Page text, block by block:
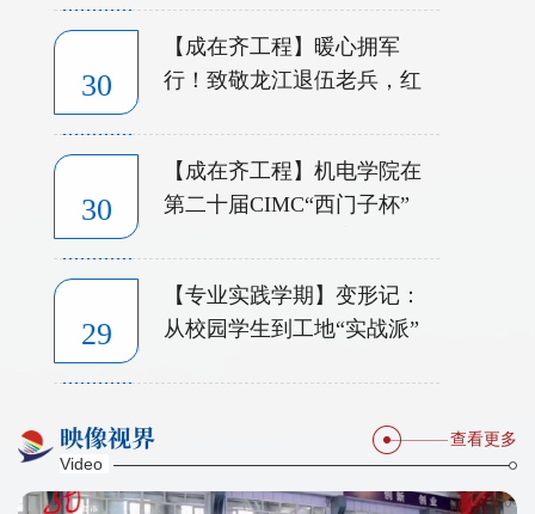
30
【成在齐工程】暖心拥军
行！致敬龙江退伍老兵，红
30
【成在齐工程】机电学院在
第二十届CIMC“西门子杯”
29
2026/07
【专业实践学期】变形记：
从校园学生到工地“实战派”
映像视界
Video
查看更多